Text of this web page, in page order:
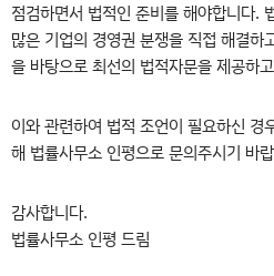
점검하면서 법적인 준비를 해야합니다.
많은 기업의 경영권 분쟁을 직접 해결하
을 바탕으로 최선의 법적자문을 제공하
이와 관련하여 법적 조언이 필요하신 경
해 법률사무소 인평으로 문의주시기 바
감사합니다.
법률사무소 인평 드림